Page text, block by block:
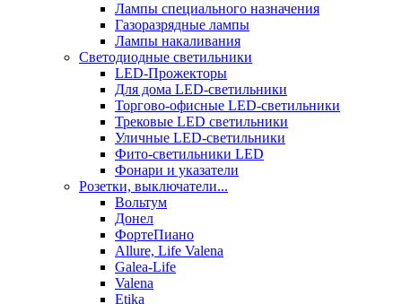
Лампы специального назначения
Газоразрядные лампы
Лампы накаливания
Светодиодные светильники
LED-Прожекторы
Для дома LED-светильники
Торгово-офисные LED-светильники
Трековые LED светильники
Уличные LED-светильники
Фито-светильники LED
Фонари и указатели
Розетки, выключатели...
Вольтум
Донел
ФортеПиано
Allure, Life Valena
Galea-Life
Valena
Etika